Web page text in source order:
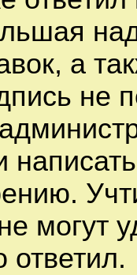
а
не
могут
ответил.